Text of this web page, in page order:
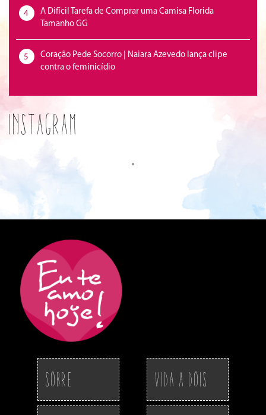
4
A Difícil Tarefa de Comprar uma Camisa Florida
Tamanho GG
5
Coração Pede Socorro | Naiara Azevedo lança clipe
contra o feminicídio
Instagram
Sobre Vida a Dois